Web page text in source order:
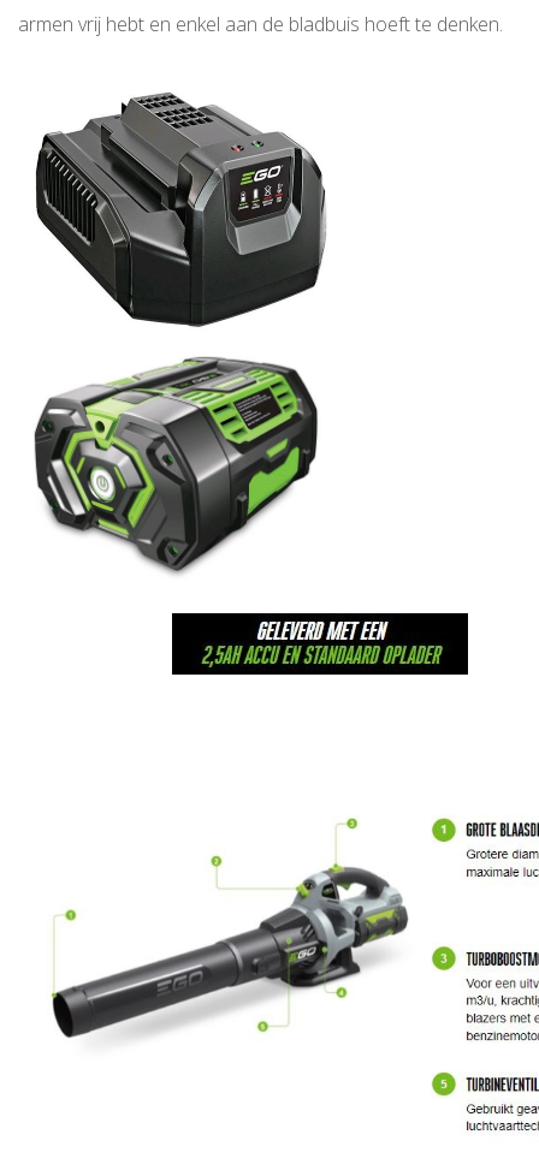
armen vrij hebt en enkel aan de bladbuis hoeft te denken.